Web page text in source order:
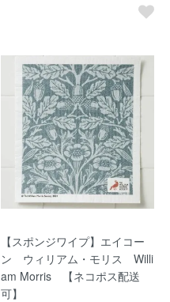
【スポンジワイプ】エイコー
ン ウィリアム・モリス Willi
am Morris 【ネコポス配送
可】